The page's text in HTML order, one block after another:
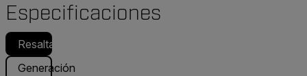
Especificaciones
Resaltado
Generación